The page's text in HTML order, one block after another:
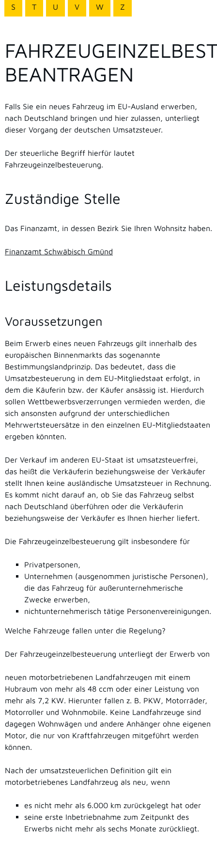
S T U V W Z
BEANTRAGEN
Falls Sie ein neues Fahrzeug im EU-Ausland erwerben,
nach Deutschland bringen und hier zulassen, unterliegt
dieser Vorgang der deutschen Umsatzsteuer.
Der steuerliche Begriff hierfür lautet
Fahrzeugeinzelbesteuerung.
Zuständige Stelle
Das Finanzamt, in dessen Bezirk Sie Ihren Wohnsitz haben.
Finanzamt Schwäbisch Gmünd
Leistungsdetails
Voraussetzungen
Beim Erwerb eines neuen Fahrzeugs gilt innerhalb des
europäischen Binnenmarkts das sogenannte
Bestimmungslandprinzip. Das bedeutet, dass die
Umsatzbesteuerung in dem EU-Mitgliedstaat erfolgt, in
dem die Käuferin bzw. der Käufer ansässig ist. Hierdurch
sollen Wettbewerbsverzerrungen vermieden werden, die
sich ansonsten aufgrund der unterschiedlichen
Mehrwertsteuersätze in den einzelnen EU-Mitgliedstaaten
ergeben könnten.
Der Verkauf im anderen EU-Staat ist umsatzsteuerfrei,
das heißt die Verkäuferin beziehungsweise der Verkäufer
stellt Ihnen keine ausländische Umsatzsteuer in Rechnung.
Es kommt nicht darauf an, ob Sie das Fahrzeug selbst
nach Deutschland überführen oder die Verkäuferin
beziehungsweise der Verkäufer es Ihnen hierher liefert.
Die Fahrzeugeinzelbesteuerung gilt insbesondere für
Privatpersonen,
Unternehmen (ausgenommen juristische Personen),
die das Fahrzeug für außerunternehmerische
Zwecke erwerben,
nichtunternehmerisch tätige Personenvereinigungen.
Welche Fahrzeuge fallen unter die Regelung?
Der Fahrzeugeinzelbesteuerung unterliegt der Erwerb von
neuen motorbetriebenen Landfahrzeugen mit einem
Hubraum von mehr als 48 ccm oder einer Leistung von
mehr als 7,2 KW. Hierunter fallen z. B. PKW, Motorräder,
Motorroller und Wohnmobile. Keine Landfahrzeuge sind
dagegen Wohnwägen und andere Anhänger ohne eigenen
Motor, die nur von Kraftfahrzeugen mitgeführt werden
können.
Nach der umsatzsteuerlichen Definition gilt ein
motorbetriebenes Landfahrzeug als neu, wenn
es nicht mehr als 6.000 km zurückgelegt hat oder
seine erste Inbetriebnahme zum Zeitpunkt des
Erwerbs nicht mehr als sechs Monate zurückliegt.